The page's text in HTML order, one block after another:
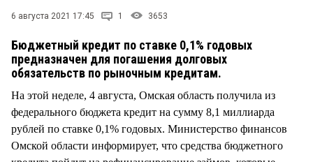
6 августа 2021 17:45 1 3653
Бюджетный кредит по ставке 0,1% годовых
предназначен для погашения долговых
обязательств по рыночным кредитам.
На этой неделе, 4 августа, Омская область получила из
федерального бюджета кредит на сумму 8,1 миллиарда
рублей по ставке 0,1% годовых. Министерство финансов
Омской области информирует, что средства бюджетного